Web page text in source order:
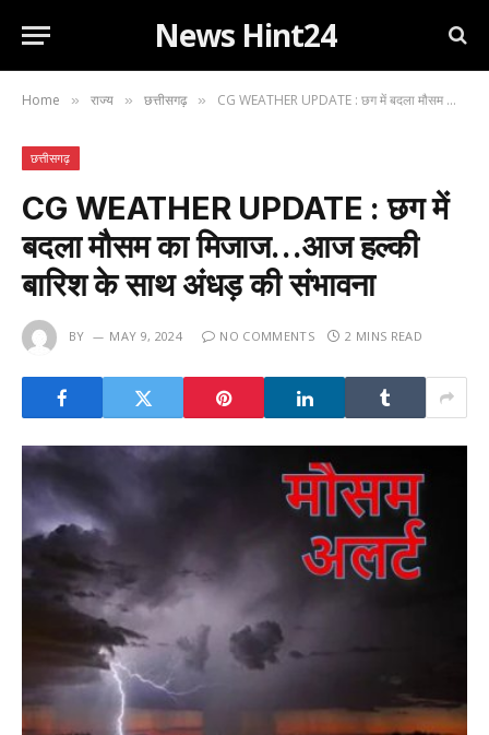
News Hint24
Home » राज्य » छत्तीसगढ़ » CG WEATHER UPDATE : छग में बदला मौसम का मिजाज…आज हल्की बारिश के साथ अंधड़ की संभावना
छत्तीसगढ़
CG WEATHER UPDATE : छग में
बदला मौसम का मिजाज…आज हल्की
बारिश के साथ अंधड़ की संभावना
BY MAY 9, 2024 NO COMMENTS 2 MINS READ